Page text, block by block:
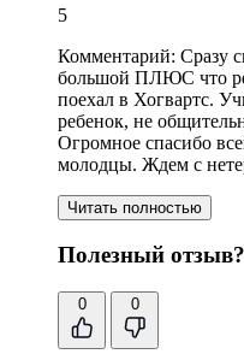
5
Комментарий: Сразу
большой ПЛЮС что
поехал в Хогвартс.
ребенок, не
Огромное спасибо
молодцы. Ждем с
Читать полностью
Полезный отзыв?
0 0